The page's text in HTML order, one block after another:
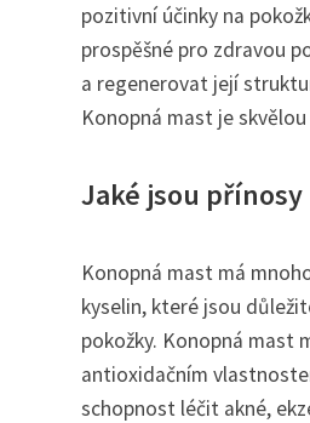
pozitivní účinky na
prospěšné pro zdravou
a regenerovat její
Konopná mast je
Jaké jsou
Konopná mast má
kyselin, které jsou
pokožky. Konopná mast
antioxidačním
schopnost léčit akné,